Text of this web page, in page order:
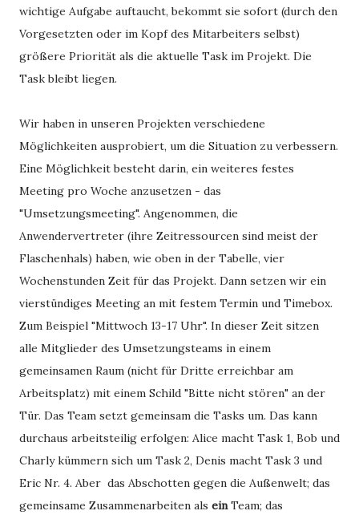
wichtige Aufgabe auftaucht, bekommt sie sofort (durch den
Vorgesetzten oder im Kopf des Mitarbeiters selbst)
größere Priorität als die aktuelle Task im Projekt. Die
Task bleibt liegen.
Wir haben in unseren Projekten verschiedene
Möglichkeiten ausprobiert, um die Situation zu verbessern.
Eine Möglichkeit besteht darin, ein weiteres festes
Meeting pro Woche anzusetzen - das
"Umsetzungsmeeting". Angenommen, die
Anwendervertreter (ihre Zeitressourcen sind meist der
Flaschenhals) haben, wie oben in der Tabelle, vier
Wochenstunden Zeit für das Projekt. Dann setzen wir ein
vierstündiges Meeting an mit festem Termin und Timebox.
Zum Beispiel "Mittwoch 13-17 Uhr". In dieser Zeit sitzen
alle Mitglieder des Umsetzungsteams in einem
gemeinsamen Raum (nicht für Dritte erreichbar am
Arbeitsplatz) mit einem Schild "Bitte nicht stören" an der
Tür. Das Team setzt gemeinsam die Tasks um. Das kann
durchaus arbeitsteilig erfolgen: Alice macht Task 1, Bob und
Charly kümmern sich um Task 2, Denis macht Task 3 und
Eric Nr. 4. Aber das Abschotten gegen die Außenwelt; das
gemeinsame Zusammenarbeiten als einTeam; das